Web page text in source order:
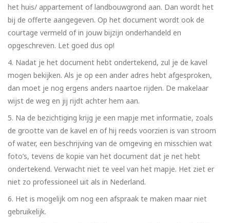
het huis/ appartement of landbouwgrond aan. Dan wordt het
bij de offerte aangegeven. Op het document wordt ook de
courtage vermeld of in jouw bijzijn onderhandeld en
opgeschreven. Let goed dus op!
Nadat je het document hebt ondertekend, zul je de kavel
mogen bekijken. Als je op een ander adres hebt afgesproken,
dan moet je nog ergens anders naartoe rijden. De makelaar
wijst de weg en jij rijdt achter hem aan.
Na de bezichtiging krijg je een mapje met informatie, zoals
de grootte van de kavel en of hij reeds voorzien is van stroom
of water, een beschrijving van de omgeving en misschien wat
foto’s, tevens de kopie van het document dat je net hebt
ondertekend. Verwacht niet te veel van het mapje. Het ziet er
niet zo professioneel uit als in Nederland.
Het is mogelijk om nog een afspraak te maken maar niet
gebruikelijk.